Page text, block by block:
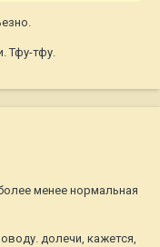
Тфу-тфу.
менее нормальная
долечи, кажется,